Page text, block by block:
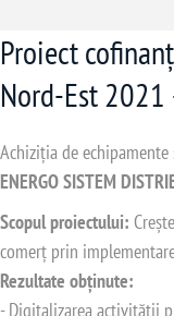
Proiect
Nord-Est
Achiziția de
ENERGO SISTEM
Scopul proiectului:
comerț prin
Rezultate obținute:
- Digitalizarea activității